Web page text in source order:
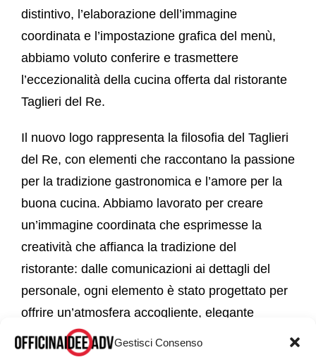
Gestisci Consenso
distintivo, l’elaborazione dell’immagine
coordinata e l’impostazione grafica del menù,
abbiamo voluto conferire e trasmettere
l’eccezionalità della cucina offerta dal ristorante
Taglieri del Re.
Il nuovo logo rappresenta la filosofia del Taglieri
del Re, con elementi che raccontano la passione
per la tradizione gastronomica e l’amore per la
buona cucina. Abbiamo lavorato per creare
un’immagine coordinata che esprimesse la
creatività che affianca la tradizione del
ristorante: dalle comunicazioni ai dettagli del
personale, ogni elemento è stato progettato per
offrire un’atmosfera accogliente, elegante
seppur informale.